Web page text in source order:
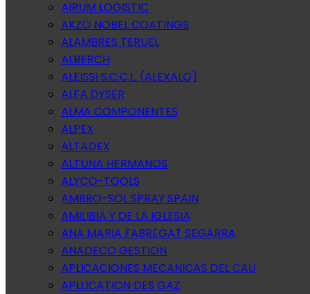
AIRUM LOGISTIC
AKZO NOBEL COATINGS
ALAMBRES TERUEL
ALBERCH
ALEISSI S.C.C.L. (ALEXALO)
ALFA DYSER
ALMA COMPONENTES
ALPEX
ALTADEX
ALTUNA HERMANOS
ALYCO-TOOLS
AMBRO-SOL SPRAY SPAIN
AMILIBIA Y DE LA IGLESIA
ANA MARIA FABREGAT SEGARRA
ANADECO GESTION
APLICACIONES MECANICAS DEL CAU
APLLICATION DES GAZ